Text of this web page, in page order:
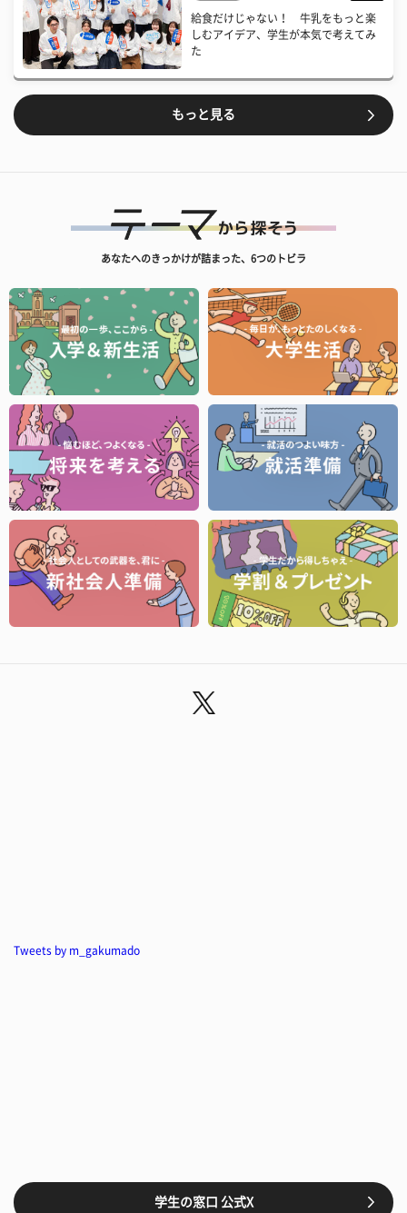
給食だけじゃない！ 牛乳をもっと楽
しむアイデア、学生が本気で考えてみ
た
もっと見る
あなたへのきっかけが詰まった、6つのトビラ
Tweets by m_gakumado
学生の窓口 公式X